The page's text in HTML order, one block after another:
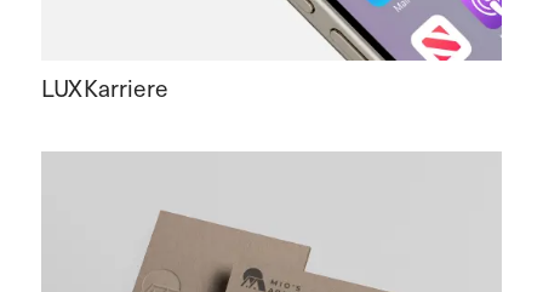
LUXKarriere